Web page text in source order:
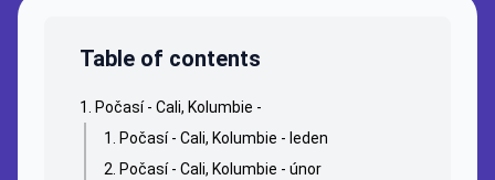
Table of contents
Počasí - Cali, Kolumbie -
Počasí - Cali, Kolumbie - leden
Počasí - Cali, Kolumbie - únor